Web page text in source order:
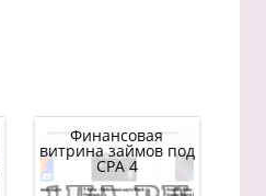
Финансовая
витрина займов под
CPA 4